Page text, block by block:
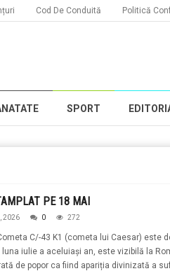
Cod De Conduită Politică
SPORT
PE 18 MAI
2026 0 272
C/-43 K1 (cometa lui Caesar) este
luna iulie a aceluiași an, este vizibilă la
de popor ca fiind apariția divinizată a